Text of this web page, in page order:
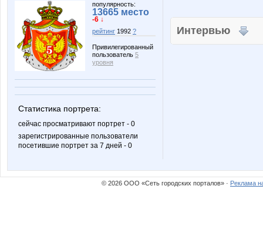
популярность:
13665 место
-6 ↓
рейтинг 1992 ?
Привилегированный
пользователь 5
уровня
Статистика портрета:
сейчас просматривают портрет - 0
зарегистрированные пользователи
посетившие портрет за 7 дней - 0
Интервью
© 2026 ООО «Сеть городских порталов» · Реклама